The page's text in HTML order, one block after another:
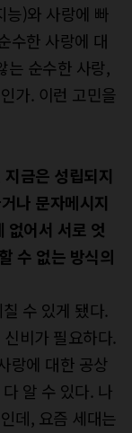
능)와 사랑에 빠
수한 사랑에 대
는 순수한 사랑,
가. 이런 고민을
금은 성립되지
나 문자메시지
없어서 서로 엇
수 없는 방식의
수 있게 됐다.
비가 필요하다.
랑에 대한 공상
알 수 있다. 나
데, 요즘 세대는